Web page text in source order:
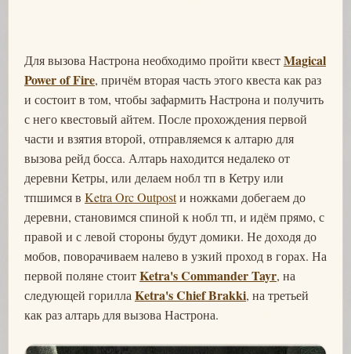
Для вызова Настрона необходимо пройти квестMagical
Power of Fire, причём вторая часть этого квеста как раз
и состоит в том, чтобы зафармить Настрона и получить
с него квестовый айтем. После прохождения первой
части и взятия второй, отправляемся к алтарю для
вызова рейд босса. Алтарь находится недалеко от
деревни Кетры, или делаем нобл тп в Кетру или
тпшимся в Ketra Orc Outpostи ножками добегаем до
деревни, становимся спиной к нобл тп, и идём прямо, с
правой и с левой стороны будут домики. Не доходя до
мобов, поворачиваем налево в узкий проход в горах. На
первой поляне стоитKetra's Commander Tayr, на
следующей горилла Ketra's Chief Brakki, на третьей
как раз алтарь для вызова Настрона.